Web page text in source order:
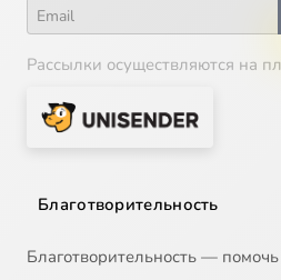
Рассылки осуществляются на
Благотворительность
Благотворительность —